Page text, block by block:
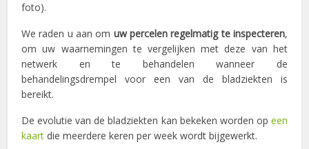
foto).
We raden u aan om uw percelen regelmatig te inspecteren,
om uw waarnemingen te vergelijken met deze van het
netwerk en te behandelen wanneer de
behandelingsdrempel voor een van de bladziekten is
bereikt.
De evolutie van de bladziekten kan bekeken worden op een
kaart die meerdere keren per week wordt bijgewerkt.